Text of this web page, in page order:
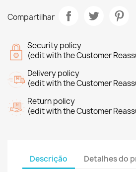
Compartilhar
Security policy
(edit with the Customer
Delivery policy
(edit with the Customer
Return policy
(edit with the Customer
Descrição Detalhes do